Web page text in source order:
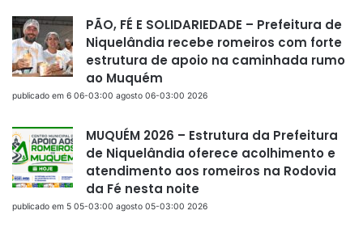
PÃO, FÉ E SOLIDARIEDADE – Prefeitura de
Niquelândia recebe romeiros com forte
estrutura de apoio na caminhada rumo
ao Muquém
publicado em 6 06-03:00 agosto 06-03:00 2026
MUQUÉM 2026 – Estrutura da Prefeitura
de Niquelândia oferece acolhimento e
atendimento aos romeiros na Rodovia
da Fé nesta noite
publicado em 5 05-03:00 agosto 05-03:00 2026